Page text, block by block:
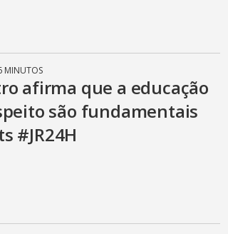
MINUTOS
afirma que a educação
são fundamentais
#JR24H